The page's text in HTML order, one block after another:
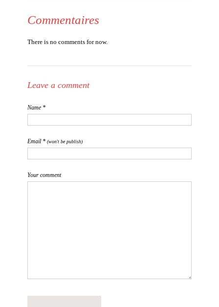
Commentaires
There is no comments for now.
Leave a comment
Name *
Email * (won't be publish)
Your comment